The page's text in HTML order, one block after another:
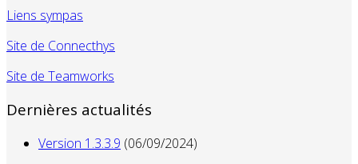
Liens sympas
Site de Connecthys
Site de Teamworks
Dernières actualités
Version 1.3.3.9 (06/09/2024)